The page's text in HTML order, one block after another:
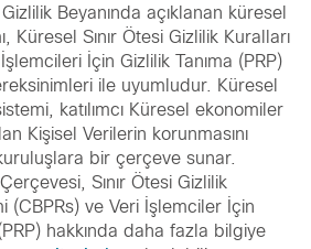
Beyanında açıklanan küresel
Küresel Sınır Ötesi Gizlilik Kuralları
İçin Gizlilik Tanıma (PRP)
ile uyumludur. Küresel
katılımcı Küresel ekonomiler
Kişisel Verilerin korunmasını
bir çerçeve sunar.
Sınır Ötesi Gizlilik
(CBPRs) ve Veri İşlemciler İçin
hakkında daha fazla bilgiye